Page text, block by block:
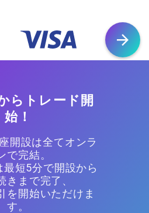
らトレード開
始！
開設は全てオンラ
で完結。
最短5分で開設から
きまで完了、
を開始いただけま
す。